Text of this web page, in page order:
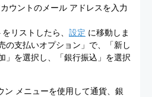
ウントのメール アドレスを入力
リストしたら、 設定 に移動しま
の支払いオプション」で、「新し
」を選択し、「銀行振込」を選択
ン メニューを使用して通貨、銀